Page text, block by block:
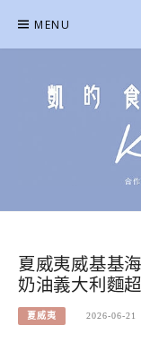
content
MENU
夏威夷威基基
奶油義大利麵超
夏威夷 2026-06-21